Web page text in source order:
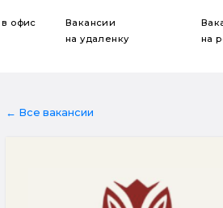
в офис
Вакансии
на удаленку
на
← Все вакансии